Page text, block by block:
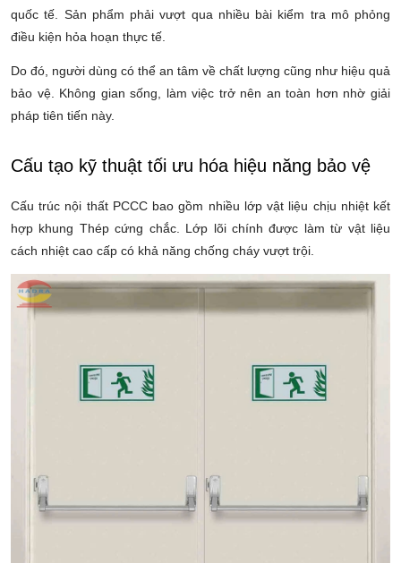
quốc tế. Sản phẩm phải vượt qua nhiều bài kiểm tra mô phỏng
điều kiện hỏa hoạn thực tế.
Do đó, người dùng có thể an tâm về chất lượng cũng như hiệu quả
bảo vệ. Không gian sống, làm việc trở nên an toàn hơn nhờ giải
pháp tiên tiến này.
Cấu tạo kỹ thuật tối ưu hóa hiệu năng bảo vệ
Cấu trúc nội thất PCCC bao gồm nhiều lớp vật liệu chịu nhiệt kết
hợp khung Thép cứng chắc. Lớp lõi chính được làm từ vật liệu
cách nhiệt cao cấp có khả năng chống cháy vượt trội.